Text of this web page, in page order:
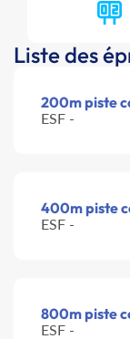
Liste des
200m piste
ESF -
400m piste
ESF -
800m piste
ESF -